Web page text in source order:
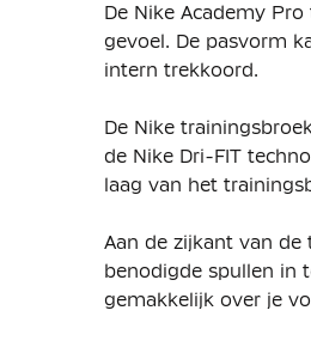
De Nike Academy
gevoel. De pasvorm
intern trekkoord.
De Nike
de Nike Dri-FIT
laag van het
Aan de zijkant van
benodigde spullen in
gemakkelijk over je